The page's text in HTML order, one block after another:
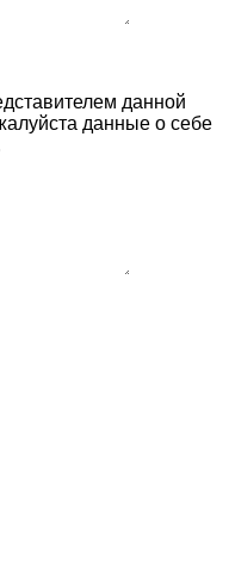
данной
данные о себе